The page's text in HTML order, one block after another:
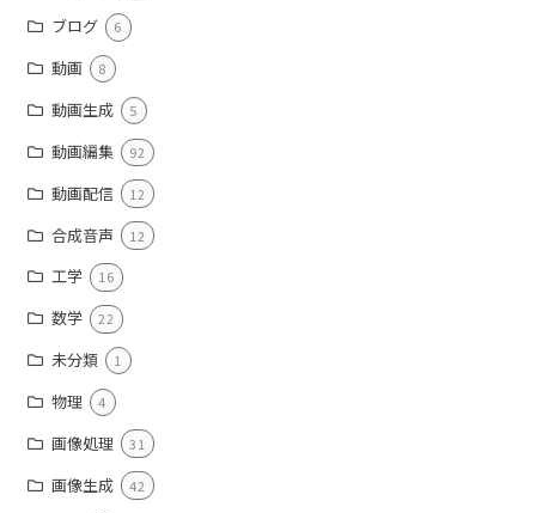
ブログ 6
動画 8
動画生成 5
動画編集 92
動画配信 12
合成音声 12
工学 16
数学 22
未分類 1
物理 4
画像処理 31
画像生成 42